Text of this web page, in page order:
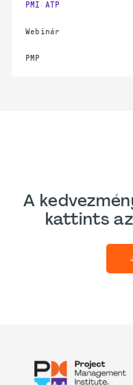
PMI ATP
Webinár
PMP
A
kattints